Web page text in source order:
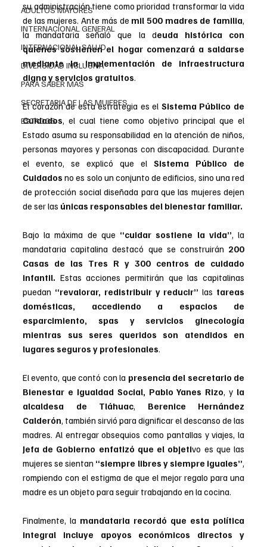
ADULTOS MAYORES
INTERNACIONAL GENERAL
INTERNACIONAL SALUD
DIVERSIDAD INCLUSIVA
PARA SABER MAS
SECRETARIA DE LAS MUJERES
ESTADOS
su administración tiene como prioridad transformar la vida
de las mujeres. Ante más de mil 500 madres de familia,
la mandataria señaló que la deuda histórica con
quienes sostienen el hogar comenzará a saldarse
mediante la implementación de infraestructura
digna y servicios gratuitos.
El corazón de esta estrategia es el Sistema Público de
Cuidados, el cual tiene como objetivo principal que el
Estado asuma su responsabilidad en la atención de niños,
personas mayores y personas con discapacidad. Durante
el evento, se explicó que el Sistema Público de
Cuidados no es solo un conjunto de edificios, sino una red
de protección social diseñada para que las mujeres dejen
de ser las únicas responsables del bienestar familiar.
Bajo la máxima de que “cuidar sostiene la vida”, la
mandataria capitalina destacó que se construirán 200
Casas de las Tres R y 300 centros de cuidado
infantil. Estas acciones permitirán que las capitalinas
puedan “revalorar, redistribuir y reducir” las tareas
domésticas, accediendo a espacios de
esparcimiento, spas y servicios ginecología
mientras sus seres queridos son atendidos en
lugares seguros y profesionales.
El evento, que contó con la presencia del secretario de
Bienestar e Igualdad Social, Pablo Yanes Rizo, y la
alcaldesa de Tláhuac, Berenice Hernández
Calderón, también sirvió para dignificar el descanso de las
Jefa de Gobierno enfatizó que el objetivo es que las
mujeres se sientan “siempre libres y siempre iguales”,
rompiendo con el estigma de que el mejor regalo para una
madre es un objeto para seguir trabajando en la cocina.
Finalmente, la mandataria recordó que esta política
integral incluye apoyos económicos directos y